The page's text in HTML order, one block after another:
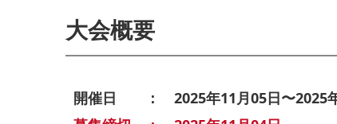
大会概要
開催日 ： 2025年11月05日〜2025